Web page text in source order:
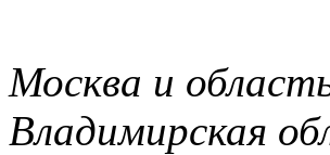
Москва и
Владимирская